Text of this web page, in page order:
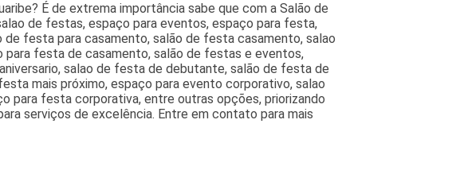
É de extrema importância sabe que com a Salão de
de festas, espaço para eventos, espaço para festa,
de festa para casamento, salão de festa casamento, salao
festa de casamento, salão de festas e eventos,
salao de festa de debutante, salão de festa de
mais próximo, espaço para evento corporativo, salao
para festa corporativa, entre outras opções, priorizando
serviços de excelência. Entre em contato para mais